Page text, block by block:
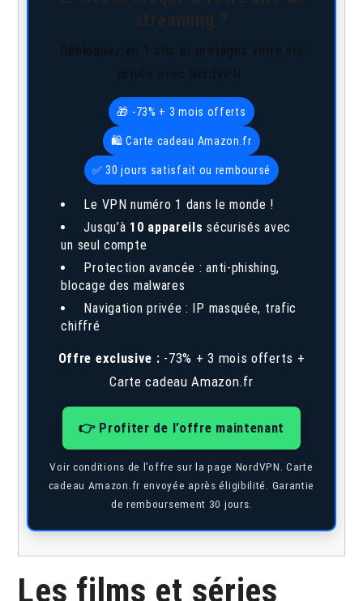
Débloquez en 1 clic et protégez votre vie
privée avec NordVPN.
🎁 -73% + 3 mois offerts
🛍️ Carte cadeau Amazon.fr
✅ 30 jours satisfait ou remboursé
Le VPN numéro 1 dans le monde !
Jusqu’à 10 appareils sécurisés avec
un seul compte
Protection avancée : anti-phishing,
blocage des malwares
Navigation privée : IP masquée, trafic
chiffré
Offre exclusive : -73% + 3 mois offerts +
Carte cadeau Amazon.fr
👉 Profiter de l’offre maintenant
Voir conditions de l’offre sur la page NordVPN. Carte
cadeau Amazon.fr envoyée après éligibilité. Garantie
de remboursement 30 jours.
Les films et séries